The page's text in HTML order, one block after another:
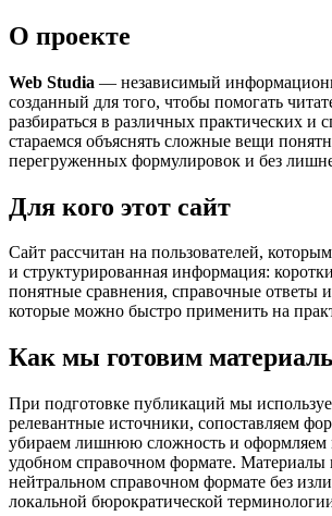
О проекте
Web Studia — независимый
созданный для того, чтобы помогать
разбираться в различных практических
стараемся объяснять сложные вещи
перегруженных формулировок и без
Для кого этот сайт
Сайт рассчитан на пользователей,
и структурированная информация:
понятные сравнения, справочные ответы
которые можно быстро применить на
Как мы готовим
При подготовке публикаций мы
релевантные источники, сопоставляем
убираем лишнюю сложность и оформляем
удобном справочном формате. Материалы
нейтральном справочном формате без
локальной бюрократической